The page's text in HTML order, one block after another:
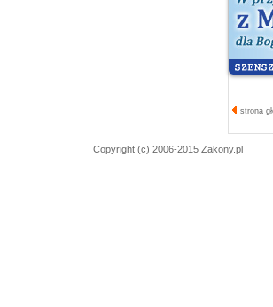
strona
Copyright (c) 2006-2015 Zakony.pl